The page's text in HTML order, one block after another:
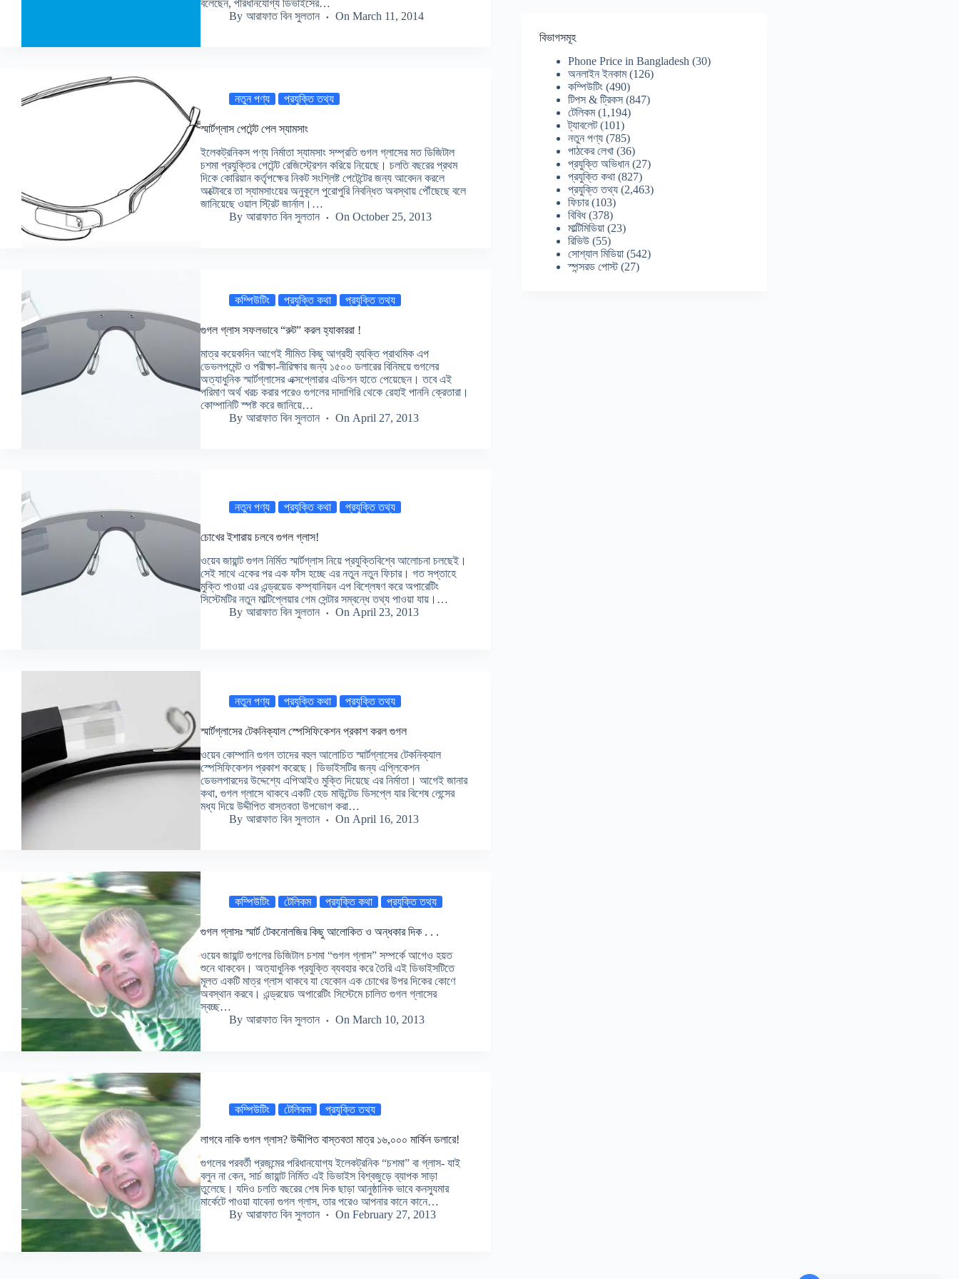
বলেছেন, পরিধানযোগ্য ডিভাইসের…
By আরাফাত বিন সুলতান On March 11, 2014
নতুন পণ্য প্রযুক্তি তথ্য
স্মার্টগ্লাস পেটেন্ট পেল স্যামসাং
ইলেকট্রনিকস পণ্য নির্মাতা স্যামসাং সম্প্রতি গুগল গ্লাসের মত ডিজিটাল
চশমা প্রযুক্তির পেটেন্ট রেজিস্ট্রেশন করিয়ে নিয়েছে। চলতি বছরের প্রথম
দিকে কোরিয়ান কর্তৃপক্ষের নিকট সংশ্লিষ্ট পেটেন্টের জন্য আবেদন করলে
অক্টোবরে তা স্যামসাংয়ের অনুকূলে পুরোপুরি নিবন্ধিত অবস্থায় পৌঁছেছে বলে
জানিয়েছে ওয়াল স্ট্রিট জার্নাল।…
By আরাফাত বিন সুলতান On October 25, 2013
কম্পিউটিং প্রযুক্তি কথা প্রযুক্তি তথ্য
গুগল গ্লাস সফলভাবে “রুট” করল হ্যাকাররা !
মাত্র কয়েকদিন আগেই সীমিত কিছু আগ্রহী ব্যক্তি প্রাথমিক এপ
ডেভলপমেন্ট ও পরীক্ষা-নীরিক্ষার জন্য ১৫০০ ডলারের বিনিময়ে গুগলের
অত্যাধুনিক স্মার্টগ্লাসের এক্সপ্লোরার এডিশন হাতে পেয়েছেন। তবে এই
পরিমাণ অর্থ খরচ করার পরেও গুগলের দাদাগিরি থেকে রেহাই পাননি ক্রেতারা।
কোম্পানিটি স্পষ্ট করে জানিয়ে…
By আরাফাত বিন সুলতান On April 27, 2013
নতুন পণ্য প্রযুক্তি কথা প্রযুক্তি তথ্য
চোখের ইশারায় চলবে গুগল গ্লাস!
ওয়েব জায়ান্ট গুগল নির্মিত স্মার্টগ্লাস নিয়ে প্রযুক্তিবিশ্বে আলোচনা চলছেই।
সেই সাথে একের পর এক ফাঁস হচ্ছে এর নতুন নতুন ফিচার। গত সপ্তাহে
মুক্তি পাওয়া এর এন্ড্রয়েড কম্প্যানিয়ন এপ বিশ্লেষণ করে অপারেটিং
সিস্টেমটির নতুন মাল্টিপ্লেয়ার গেম সেন্টার সম্বন্ধে তথ্য পাওয়া যায়।…
By আরাফাত বিন সুলতান On April 23, 2013
নতুন পণ্য প্রযুক্তি কথা প্রযুক্তি তথ্য
স্মার্টগ্লাসের টেকনিক্যাল স্পেসিফিকেশন প্রকাশ করল গুগল
ওয়েব কোম্পানি গুগল তাদের বহুল আলোচিত স্মার্টগ্লাসের টেকনিক্যাল
স্পেসিফিকেশন প্রকাশ করেছে। ডিভাইসটির জন্য এপ্লিকেশন
ডেভলপারদের উদ্দেশ্যে এপিআইও মুক্তি দিয়েছে এর নির্মাতা। আগেই জানার
কথা, গুগল গ্লাসে থাকবে একটি হেড মাউন্টেড ডিসপ্লে যার বিশেষ লেন্সের
মধ্য দিয়ে উদ্দীপিত বাস্তবতা উপভোগ করা…
By আরাফাত বিন সুলতান On April 16, 2013
কম্পিউটিং টেলিকম প্রযুক্তি কথা প্রযুক্তি তথ্য
গুগল গ্লাসঃ স্মার্ট টেকনোলজির কিছু আলোকিত ও অন্ধকার দিক . . .
ওয়েব জায়ান্ট গুগলের ডিজিটাল চশমা “গুগল গ্লাস” সম্পর্কে আগেও হয়ত
শুনে থাকবেন। অত্যাধুনিক প্রযুক্তি ব্যবহার করে তৈরি এই ডিভাইসটিতে
মূলত একটি মাত্র গ্লাস থাকবে যা যেকোন এক চোখের উপর দিকের কোণে
অবস্থান করবে। এন্ড্রয়েড অপারেটিং সিস্টেমে চালিত গুগল গ্লাসের
স্বচ্ছ…
By আরাফাত বিন সুলতান On March 10, 2013
কম্পিউটিং টেলিকম প্রযুক্তি তথ্য
লাগবে নাকি গুগল গ্লাস? উদ্দীপিত বাস্তবতা মাত্র ১৬,০০০ মার্কিন ডলারে!
গুগলের পরবর্তী প্রজন্মের পরিধানযোগ্য ইলেকট্রনিক “চশমা” বা গ্লাস- যাই
বলুন না কেন, সার্চ জায়ান্ট নির্মিত এই ডিভাইস বিশ্বজুড়ে ব্যাপক সাড়া
তুলেছে। যদিও চলতি বছরের শেষ দিক ছাড়া আনুষ্ঠানিক ভাবে কনস্যুমার
মার্কেটে পাওয়া যাবেনা গুগল গ্লাস, তার পরেও আপনার কানে কানে…
By আরাফাত বিন সুলতান On February 27, 2013
বিভাগসমূহ
Phone Price in Bangladesh (30)
অনলাইন ইনকাম(126)
কম্পিউটিং (490)
টিপস & ট্রিকস (847)
টেলিকম(1,194)
ট্যাবলেট(101)
নতুন পণ্য (785)
পাঠকের লেখা (36)
প্রযুক্তি অভিধান (27)
প্রযুক্তি কথা (827)
প্রযুক্তি তথ্য (2,463)
ফিচার(103)
বিবিধ(378)
মাল্টিমিডিয়া (23)
রিভিউ (55)
সোশ্যাল মিডিয়া (542)
স্পন্সরড পোস্ট(27)